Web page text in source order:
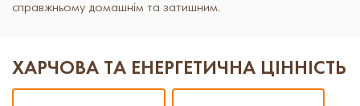
справжньому домашнім та затишним.
ХАРЧОВА ТА ЕНЕРГЕТИЧНА ЦІННІСТЬ